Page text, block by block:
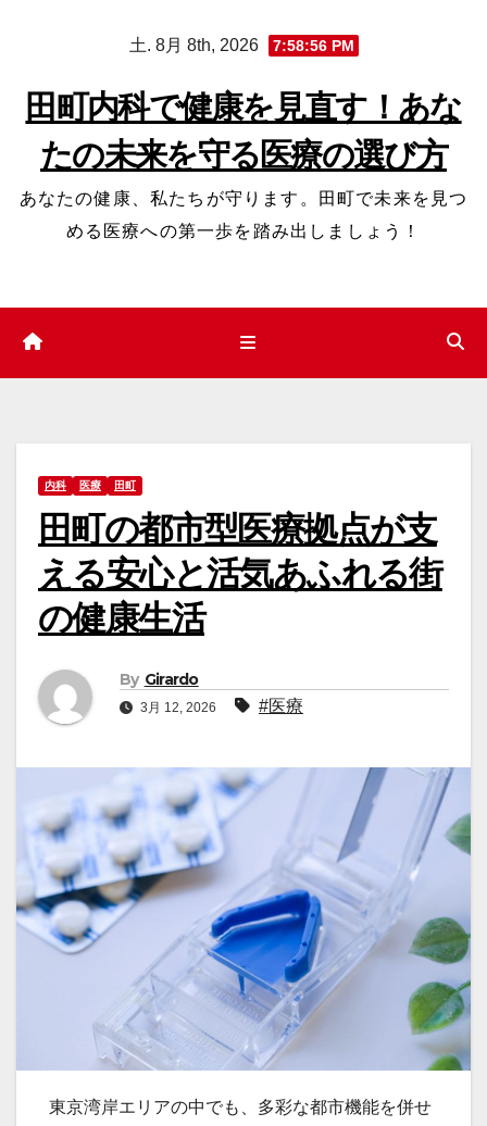
プ
土. 8月 8th, 2026 7:58:57 PM
田町内科で健康を見直す！あな
たの未来を守る医療の選び方
あなたの健康、私たちが守ります。田町で未来を見つ
める医療への第一歩を踏み出しましょう！
内科 医療 田町
田町の都市型医療拠点が支
える安心と活気あふれる街
の健康生活
By Girardo
3月 12, 2026 #医療
東京湾岸エリアの中でも、多彩な都市機能を併せ